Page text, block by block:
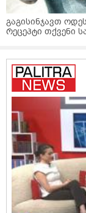
გაგისინჯავთ
რეცეპტი თქვენი